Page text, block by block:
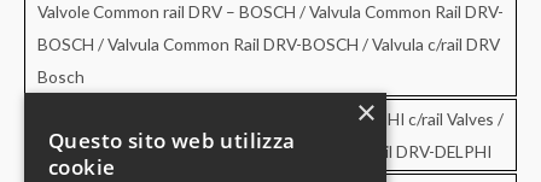
Valvole Common rail DRV – BOSCH / Valvula Common Rail DRV-
BOSCH / Valvula Common Rail DRV-BOSCH / Valvula c/rail DRV
Bosch
Valvole Common rail DRV – DELPHI / DRV-DELPHI c/rail Valves /
Valvula Common Rail DRV-DELPHI / Valvula c/rail DRV-DELPHI
×
Questo sito web utilizza
cookie